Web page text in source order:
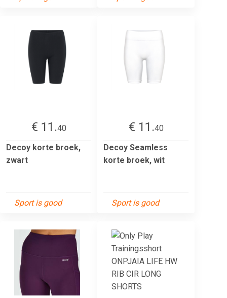
€ 11.40
Decoy korte broek,
zwart
Sport is good
€ 11.40
Decoy Seamless
korte broek, wit
Sport is good